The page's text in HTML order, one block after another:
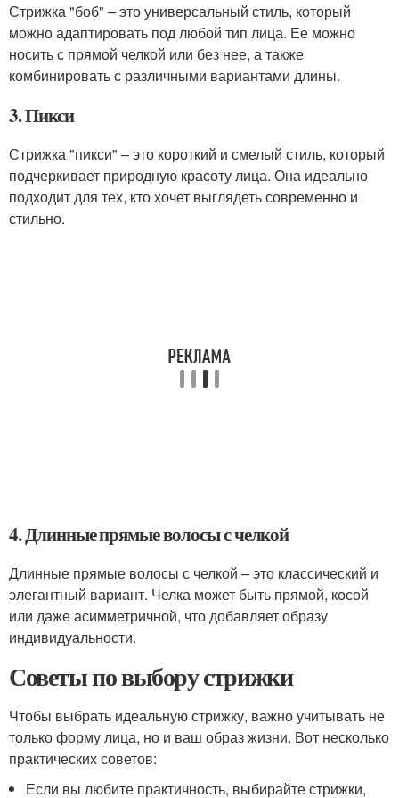
Стрижка "боб" – это универсальный стиль, который
можно адаптировать под любой тип лица. Ее можно
носить с прямой челкой или без нее, а также
комбинировать с различными вариантами длины.
3. Пикси
Стрижка "пикси" – это короткий и смелый стиль, который
подчеркивает природную красоту лица. Она идеально
подходит для тех, кто хочет выглядеть современно и
стильно.
4. Длинные прямые волосы с челкой
Длинные прямые волосы с челкой – это классический и
элегантный вариант. Челка может быть прямой, косой
или даже асимметричной, что добавляет образу
индивидуальности.
Советы по выбору стрижки
Чтобы выбрать идеальную стрижку, важно учитывать не
только форму лица, но и ваш образ жизни. Вот несколько
практических советов:
Если вы любите практичность, выбирайте стрижки,